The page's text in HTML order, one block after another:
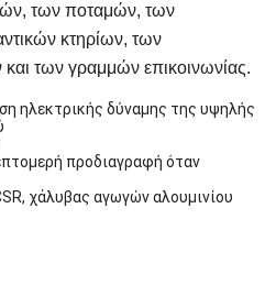
των ποταμών, των
κτηρίων, των
των γραμμών επικοινωνίας.
ηλεκτρικής δύναμης της υψηλής
προδιαγραφή όταν
χάλυβας αγωγών αλουμινίου